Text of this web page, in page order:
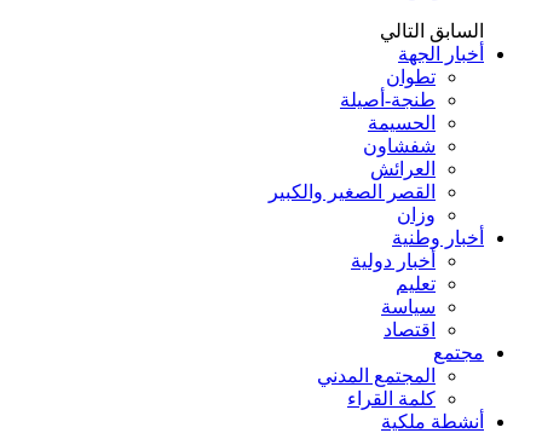
السابق التالي
أخبار الجهة
تطوان
طنجة-أصيلة
الحسيمة
شفشاون
العرائش
القصر الصغير والكبير
وزان
أخبار وطنية
أخبار دولية
تعليم
سياسة
اقتصاد
مجتمع
المجتمع المدني
كلمة القراء
أنشطة ملكية